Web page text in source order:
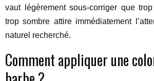
vaut légèrement sous-corriger que
trop sombre attire immédiatement
naturel recherché.
Comment appliquer une